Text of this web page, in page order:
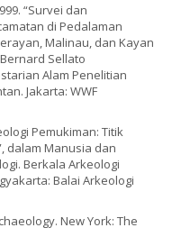
“Survei dan
di Pedalaman
Malinau, dan Kayan
Sellato
Alam Penelitian
Jakarta: WWF
Pemukiman: Titik
dalam Manusia dan
Berkala Arkeologi
Balai Arkeologi
New York: The